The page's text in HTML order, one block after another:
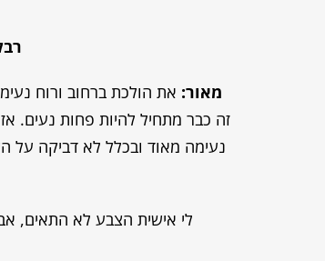
מאור: את הולכת ברחוב ורוח
זה כבר מתחיל להיות פחות נעים.
נעימה מאוד ובכלל לא דביקה על
לי אישית הצבע לא התאים,